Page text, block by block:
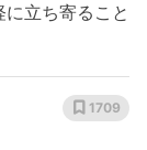
立ち寄ること
1709